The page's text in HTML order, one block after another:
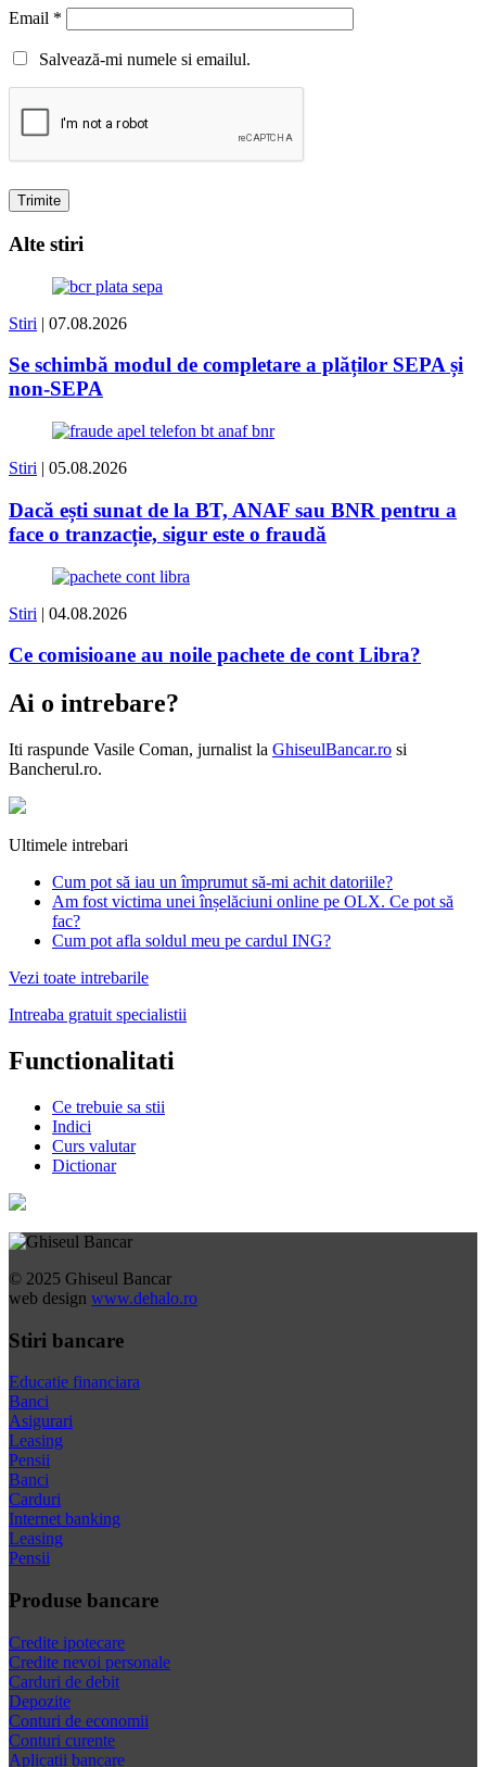
Email *
Salvează-mi numele si emailul.
Alte stiri
Stiri | 07.08.2026
Se schimbă modul de completare a plăților SEPA și
non-SEPA
Stiri | 05.08.2026
Dacă ești sunat de la BT, ANAF sau BNR pentru a
face o tranzacție, sigur este o fraudă
Stiri | 04.08.2026
Ce comisioane au noile pachete de cont Libra?
Ai o intrebare?
Iti raspunde Vasile Coman, jurnalist la GhiseulBancar.ro si
Bancherul.ro.
Ultimele intrebari
Cum pot să iau un împrumut să-mi achit datoriile?
Am fost victima unei înșelăciuni online pe OLX. Ce pot să
fac?
Cum pot afla soldul meu pe cardul ING?
Vezi toate intrebarile
Intreaba gratuit specialistii
Functionalitati
Ce trebuie sa stii
Indici
Curs valutar
Dictionar
© 2025 Ghiseul Bancar
web design www.dehalo.ro
Stiri bancare
Educatie financiara
Banci
Asigurari
Leasing
Pensii
Banci
Carduri
Internet banking
Leasing
Pensii
Produse bancare
Credite ipotecare
Credite nevoi personale
Carduri de debit
Depozite
Conturi de economii
Conturi curente
Aplicatii bancare